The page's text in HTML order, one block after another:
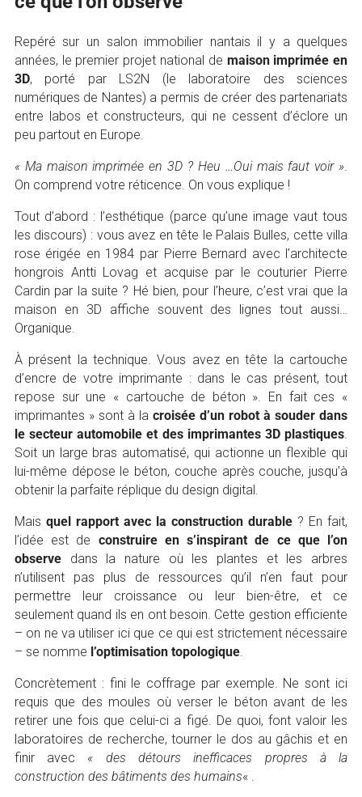
Repéré sur un salon immobilier nantais il y a quelques
années, le premier projet national de maison imprimée en
3D, porté par LS2N (le laboratoire des sciences
numériques de Nantes) a permis de créer des partenariats
entre labos et constructeurs, qui ne cessent d’éclore un
peu partout en Europe.
« Ma maison imprimée en 3D ? Heu …Oui mais faut voir ».
On comprend votre réticence. On vous explique !
Tout d’abord : l’esthétique (parce qu’une image vaut tous
les discours) : vous avez en tête le Palais Bulles, cette villa
rose érigée en 1984 par Pierre Bernard avec l’architecte
hongrois Antti Lovag et acquise par le couturier Pierre
Cardin par la suite ? Hé bien, pour l’heure, c’est vrai que la
maison en 3D affiche souvent des lignes tout aussi…
Organique.
À présent la technique. Vous avez en tête la cartouche
d’encre de votre imprimante : dans le cas présent, tout
repose sur une « cartouche de béton ». En fait ces «
imprimantes » sont à la croisée d’un robot à souder dans
le secteur automobile et des imprimantes 3D plastiques.
Soit un large bras automatisé, qui actionne un flexible qui
lui-même dépose le béton, couche après couche, jusqu’à
obtenir la parfaite réplique du design digital.
Mais quel rapport avec la construction durable ? En fait,
l’idée est de construire en s’inspirant de ce que l’on
observedans la nature où les plantes et les arbres
n’utilisent pas plus de ressources qu’il n’en faut pour
permettre leur croissance ou leur bien-être, et ce
seulement quand ils en ont besoin. Cette gestion efficiente
– on ne va utiliser ici que ce qui est strictement nécessaire
– se nomme l’optimisation topologique.
Concrètement : fini le coffrage par exemple. Ne sont ici
requis que des moules où verser le béton avant de les
retirer une fois que celui-ci a figé. De quoi, font valoir les
laboratoires de recherche, tourner le dos au gâchis et en
finir avec « des détours inefficaces propres à la
construction des bâtiments des humains« .